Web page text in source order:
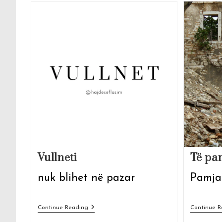
Vullneti
nuk blihet në pazar
Continue ReadingVullneti
Të
Continue